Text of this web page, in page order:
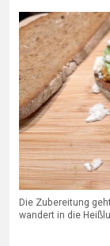
Die Zubereitung
wandert in die